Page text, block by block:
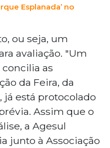
Esplanada’ no
ou seja, um
avaliação. "Um
as
da Feira, da
já está protocolado
Assim que o
a Agesul
junto à Associação